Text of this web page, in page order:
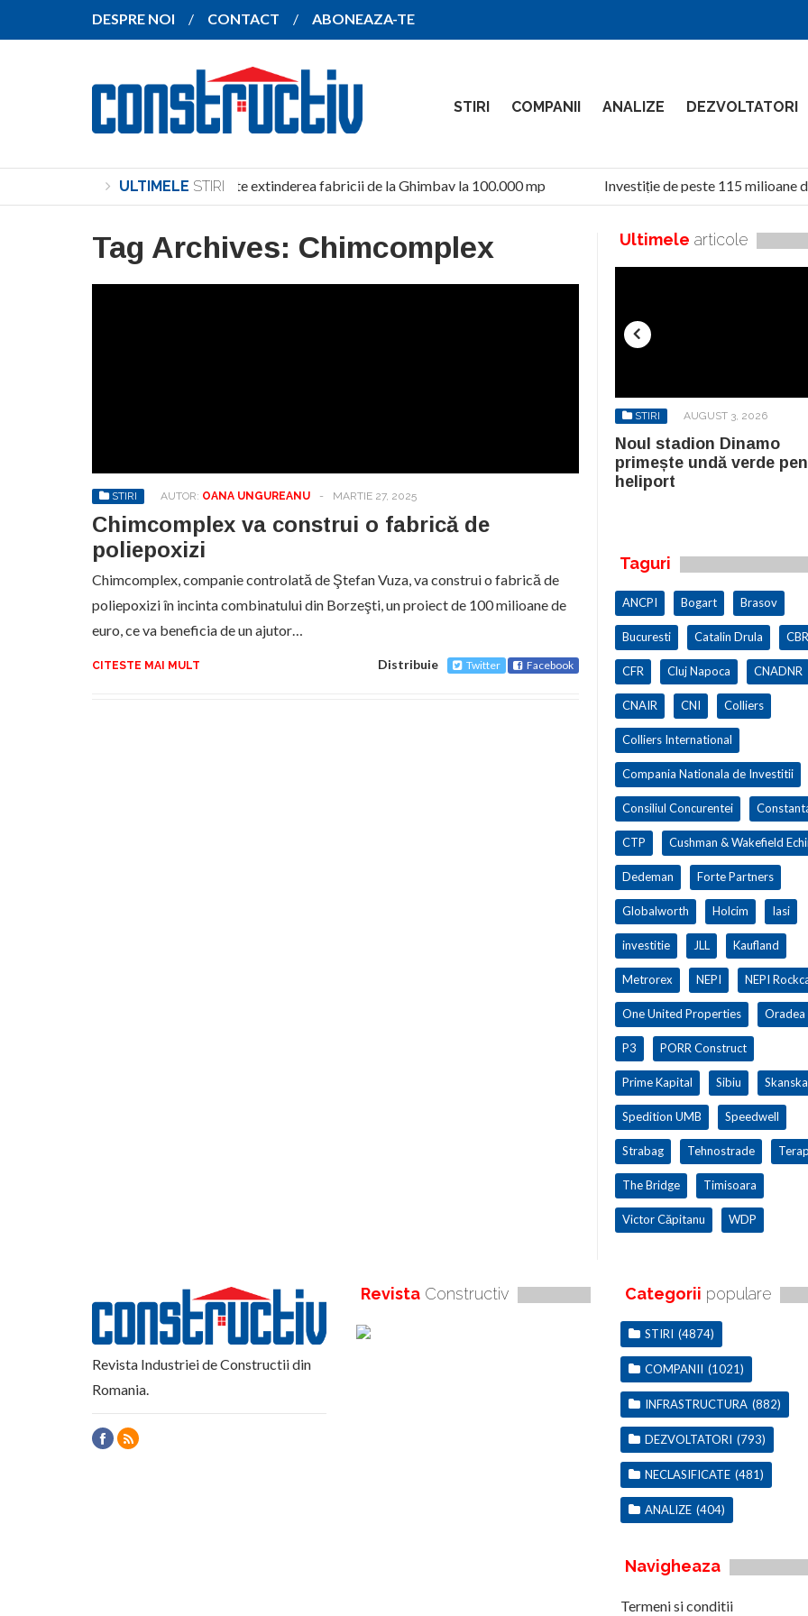
DESPRE NOI CONTACT ABONEAZA-TE
STIRI COMPANII ANALIZE DEZVOLTATORI
ULTIMELE STIRI
SANY pregătește extinderea fabricii de la Ghimbav la 100.000 mp Investiție de peste 115 milioane
Tag Archives: Chimcomplex
STIRI AUTOR: OANA UNGUREANU - MARTIE 27, 2025
Chimcomplex va construi o fabrică de
poliepoxizi
Chimcomplex, companie controlată de Ştefan Vuza, va construi o fabrică de
poliepoxizi în incinta combinatului din Borzeşti, un proiect de 100 milioane de
euro, ce va beneficia de un ajutor…
CITESTE MAI MULT Distribuie Twitter Facebook
Ultimele articole
STIRI AUGUST 3, 2026
Noul stadion Dinamo
primește undă verde
heliport
Taguri
ANCPI Bogart Brasov
Bucuresti Catalin Drula
CFR Cluj Napoca CNADNR
CNAIR CNI Colliers
Colliers International
Compania Nationala de Investitii
Consiliul Concurentei
CTP Cushman & Wakefield
Dedeman Forte Partners
Globalworth Holcim Iasi
investitie JLL Kaufland
Metrorex NEPI NEPI
One United Properties Oradea
P3 PORR Construct
Prime Kapital Sibiu Skanska
Spedition UMB Speedwell
Strabag Tehnostrade
The Bridge Timisoara
Victor Căpitanu WDP
Revista Industriei de Constructii din
Romania.
Revista Constructiv Categorii populare
STIRI (4874)
COMPANII (1021)
INFRASTRUCTURA (882)
DEZVOLTATORI (793)
NECLASIFICATE (481)
ANALIZE (404)
Navigheaza
Termeni si conditii